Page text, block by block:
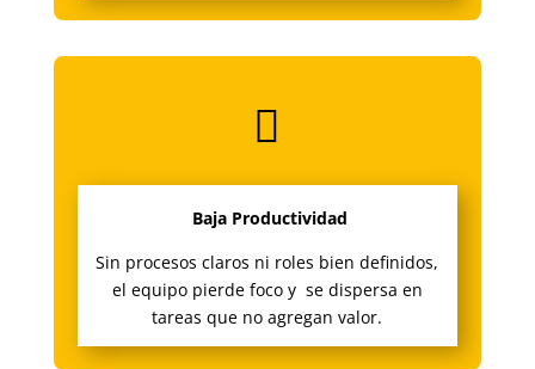

Baja Productividad
Sin procesos claros ni roles bien definidos,
el equipo pierde foco y se dispersa en
tareas que no agregan valor.